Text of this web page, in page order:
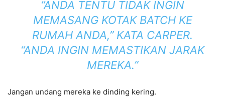
“ANDA TENTU TIDAK INGIN
MEMASANG KOTAK BATCH KE
RUMAH ANDA,” KATA CARPER.
“ANDA INGIN MEMASTIKAN JARAK
MEREKA.”
Jangan undang mereka ke dinding kering.